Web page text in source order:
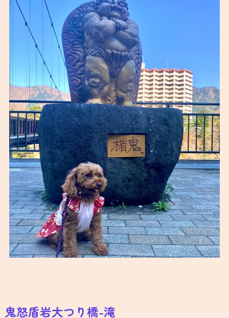
鬼怒盾岩大つり橋-滝